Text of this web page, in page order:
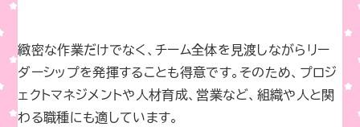
緻密な作業だけでなく、チーム全体を見渡しながらリー
ダーシップを発揮することも得意です。そのため、プロジ
ェクトマネジメントや人材育成、営業など、組織や人と関
わる職種にも適しています。